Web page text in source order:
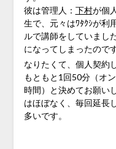
彼は管理人： 下村が個
生で、元々はﾜﾀｸｼが利
ルで講師をしていまし
になってしまったので
なりたくて、個人契約
もともと1回50分（オ
時間）と決めてお願い
はほぼなく、毎回延長
多いです。